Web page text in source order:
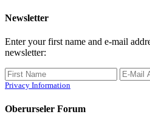
Newsletter
Enter your first name and e-mail
newsletter:
Privacy Information
Oberurseler Forum